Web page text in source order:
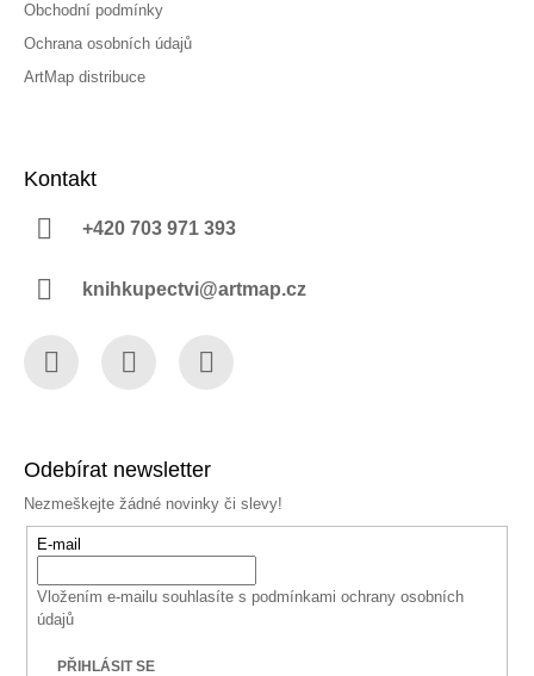
Obchodní podmínky
Ochrana osobních údajů
ArtMap distribuce
Kontakt
+420 703 971 393
knihkupectvi@artmap.cz
Odebírat newsletter
Nezmeškejte žádné novinky či slevy!
E-mail
Vložením e-mailu souhlasíte s podmínkami ochrany osobních
údajů
PŘIHLÁSIT SE